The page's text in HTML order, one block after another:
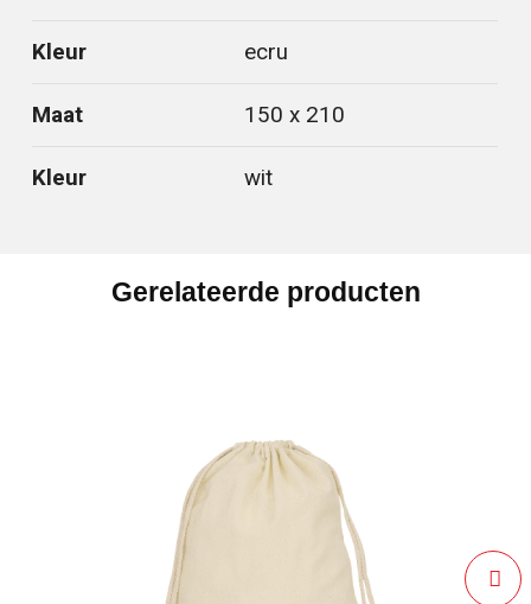
Kleur ecru
Maat 150 x 210
Kleur wit
Gerelateerde producten